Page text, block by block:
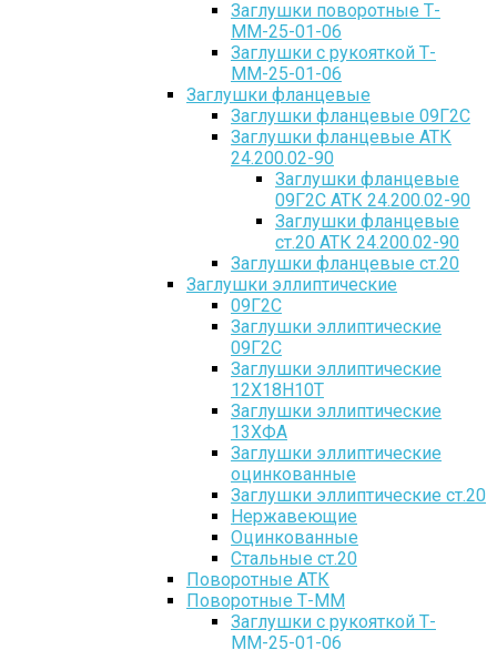
Заглушки поворотные Т-
ММ-25-01-06
Заглушки с рукояткой Т-
ММ-25-01-06
Заглушки фланцевые
Заглушки фланцевые 09Г2С
Заглушки фланцевые АТК
24.200.02-90
Заглушки фланцевые
09Г2С АТК 24.200.02-90
Заглушки фланцевые
ст.20 АТК 24.200.02-90
Заглушки фланцевые ст.20
Заглушки эллиптические
09Г2С
Заглушки эллиптические
09Г2С
Заглушки эллиптические
12Х18Н10Т
Заглушки эллиптические
13ХФА
Заглушки эллиптические
оцинкованные
Заглушки эллиптические ст.20
Нержавеющие
Оцинкованные
Стальные ст.20
Поворотные АТК
Поворотные Т-ММ
Заглушки с рукояткой Т-
ММ-25-01-06